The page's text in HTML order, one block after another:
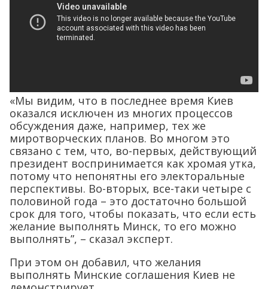
«Мы видим, что в последнее время Киев
оказался исключен из многих процессов
обсуждения даже, например, тех же
миротворческих планов. Во многом это
связано с тем, что, во-первых, действующий
президент воспринимается как хромая утка,
потому что непонятны его электоральные
перспективы. Во-вторых, все-таки четыре с
половиной года – это достаточно большой
срок для того, чтобы показать, что если есть
желание выполнять Минск, то его можно
выполнять”, – сказал эксперт.
При этом он добавил, что желания
выполнять Минские соглашения Киев не